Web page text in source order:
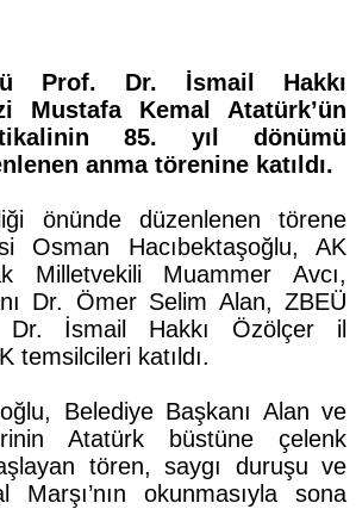
Prof. Dr. İsmail Hakkı
Mustafa Kemal Atatürk’ün
85. yıl dönümü
anma törenine katıldı.
önünde düzenlenen törene
Osman Hacıbektaşoğlu, AK
Milletvekili Muammer Avcı,
Dr. Ömer Selim Alan, ZBEÜ
İsmail Hakkı Özölçer il
temsilcileri katıldı.
Belediye Başkanı Alan ve
Atatürk büstüne çelenk
tören, saygı duruşu ve
Marşı’nın okunmasıyla sona